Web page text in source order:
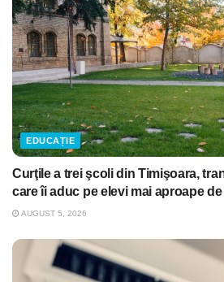
EDUCAȚIE
Curţile a trei şcoli din Timişoara,
care îi aduc pe elevi mai aproape
AUGUST 5, 2026